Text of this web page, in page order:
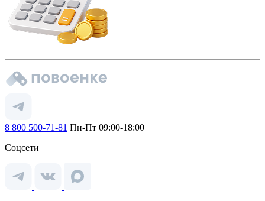
8 800 500-71-81 Пн-Пт 09:00-18:00
Соцсети